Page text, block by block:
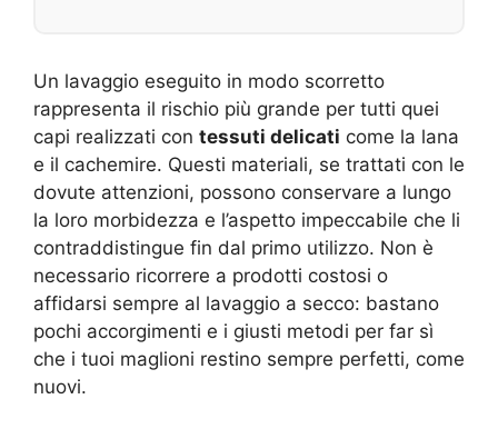
Un lavaggio eseguito in modo scorretto
rappresenta il rischio più grande per tutti quei
capi realizzati con tessuti delicati come la lana
e il cachemire. Questi materiali, se trattati con le
dovute attenzioni, possono conservare a lungo
la loro morbidezza e l’aspetto impeccabile che li
contraddistingue fin dal primo utilizzo. Non è
necessario ricorrere a prodotti costosi o
affidarsi sempre al lavaggio a secco: bastano
pochi accorgimenti e i giusti metodi per far sì
che i tuoi maglioni restino sempre perfetti, come
nuovi.